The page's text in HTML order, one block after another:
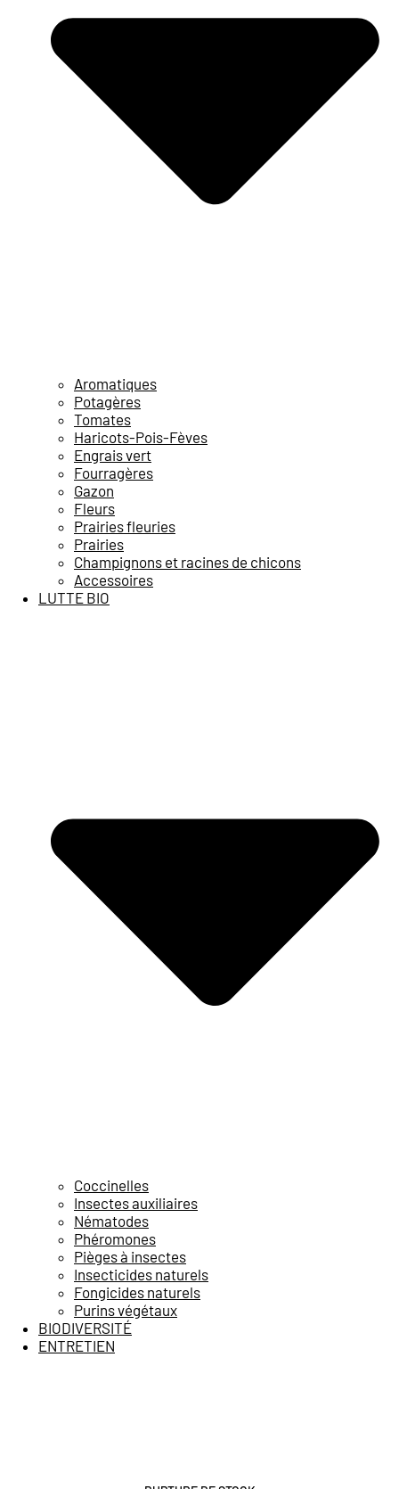
Aromatiques
Potagères
Tomates
Haricots-Pois-Fèves
Engrais vert
Fourragères
Gazon
Fleurs
Prairies fleuries
Prairies
Champignons et racines de chicons
Accessoires
LUTTE BIO
Coccinelles
Insectes auxiliaires
Nématodes
Phéromones
Pièges à insectes
Insecticides naturels
Fongicides naturels
Purins végétaux
BIODIVERSITÉ
ENTRETIEN